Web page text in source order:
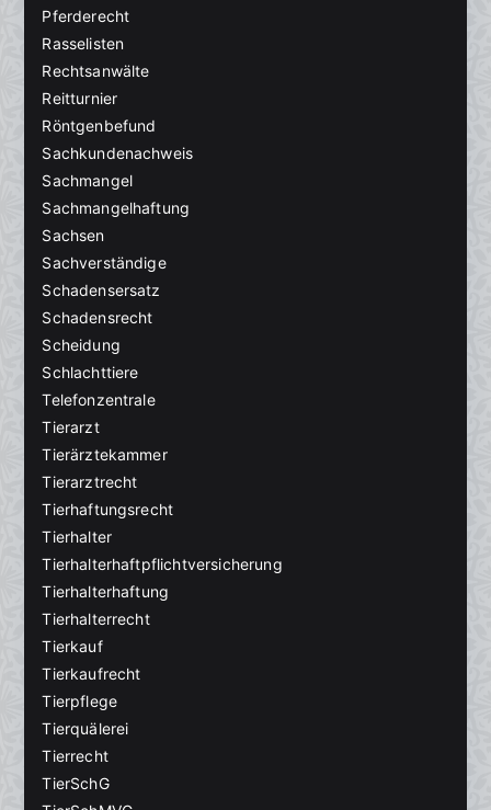
Pferderecht
Rasselisten
Rechtsanwälte
Reitturnier
Röntgenbefund
Sachkundenachweis
Sachmangel
Sachmangelhaftung
Sachsen
Sachverständige
Schadensersatz
Schadensrecht
Scheidung
Schlachttiere
Telefonzentrale
Tierarzt
Tierärztekammer
Tierarztrecht
Tierhaftungsrecht
Tierhalter
Tierhalterhaftpflichtversicherung
Tierhalterhaftung
Tierhalterrecht
Tierkauf
Tierkaufrecht
Tierpflege
Tierquälerei
Tierrecht
TierSchG